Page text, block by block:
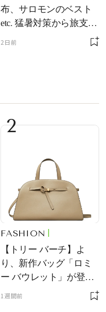
布、サロモンのベスト
etc. 猛暑対策から旅支度
まで！ ｜今週の人気記
2日前
2
FASHION
【トリー バーチ】よ
り、新作バッグ「ロミ
ー バウレット」が登
場！ デザイン性と収納
1週間前